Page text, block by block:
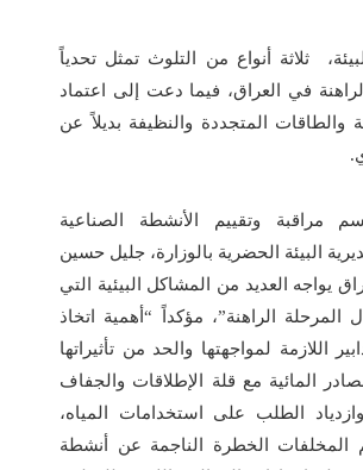
ثلاثة أنواع من التلوث تمثل تحدياً
في العراق، فيما دعت إلى اعتماد
والطاقات المتجددة والنظيفة بديلاً عن
مراقبة وتقييم الأنشطة الصناعية
البيئة الحضرية بالوزارة، جليل حسين
يواجه العديد من المشاكل البيئية التي
المرحلة الراهنة”، مؤكداً “أهمية اتخاذ
اللازمة لمواجهتها والحد من تأثيراتها
المائية مع قلة الإطلاقات والجفاف
الطلب على استخدامات المياه،
المخلفات الخطرة الناجمة عن أنشطة